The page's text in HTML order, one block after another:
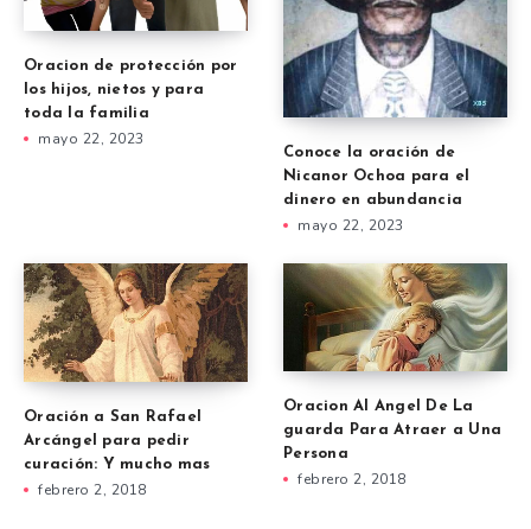
Oracion de protección por
los hijos, nietos y para
toda la familia
mayo 22, 2023
Conoce la oración de
Nicanor Ochoa para el
dinero en abundancia
mayo 22, 2023
Oración a San Rafael
Arcángel para pedir
curación: Y mucho mas
febrero 2, 2018
Oracion Al Angel De La
guarda Para Atraer a Una
Persona
febrero 2, 2018